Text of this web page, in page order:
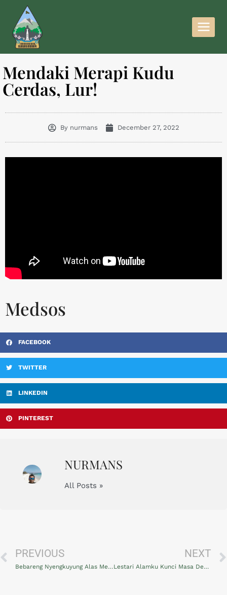
Mendaki Merapi Kudu
Cerdas, Lur!
Bynurmans December 27, 2022
Medsos
FACEBOOK
TWITTER
LINKEDIN
PINTEREST
NURMANS
All Posts »
PREVIOUS
Bebareng Nyengkuyung Alas Merapi
NEXT
Lestari Alamku Kunci Masa Depanku